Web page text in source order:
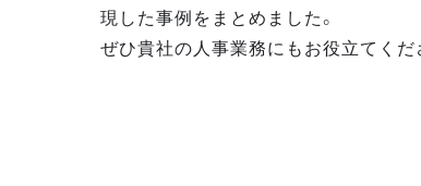
現した事例をまとめました。
ぜひ貴社の人事業務にもお役立てくだ